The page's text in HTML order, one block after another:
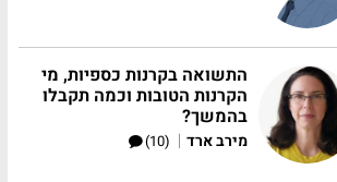
התשואה בקרנות כספיות, מי
הקרנות הטובות וכמה תקבלו
בהמשך?
מירב ארד |
(10)